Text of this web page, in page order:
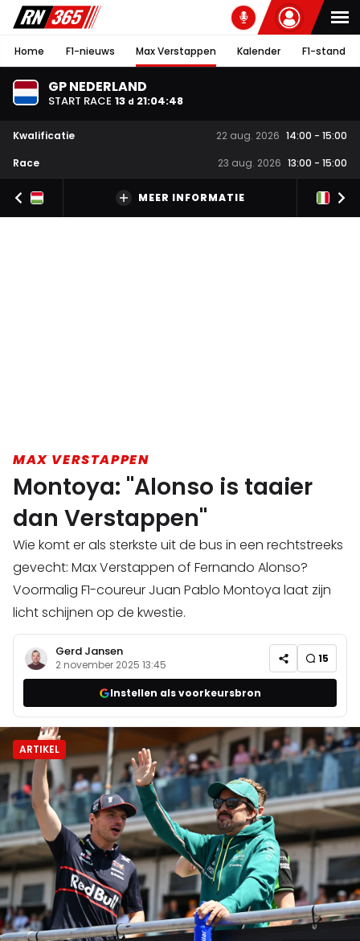
Home F1-nieuws Max Verstappen Kalender F1-stand
GP NEDERLAND
START RACE 13 d 21:04:47
Kwalificatie 22 aug. 2026 14:00 - 15:00
Race
23 aug. 2026 13:00 - 15:00
MEER INFORMATIE
MAX VERSTAPPEN
Montoya: "Alonso is taaier
dan Verstappen"
Wie komt er als sterkste uit de bus in een rechtstreeks
gevecht: Max Verstappen of Fernando Alonso?
Voormalig F1-coureur Juan Pablo Montoya laat zijn
licht schijnen op de kwestie.
Gerd Jansen
2 november 2025 13:45 15
Instellen als voorkeursbron
ARTIKEL